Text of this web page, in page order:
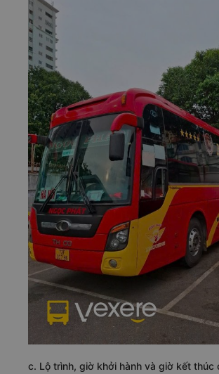
c. Lộ trình, giờ khởi hành và giờ kết thúc